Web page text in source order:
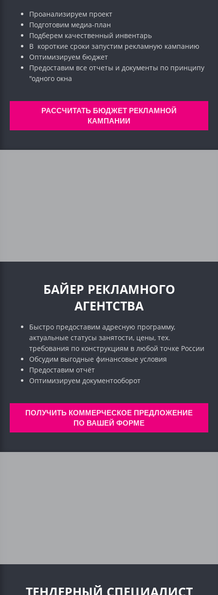
Проанализируем проект
Подготовим медиа-план
Подберем качественный инвентарь
В короткие сроки запустим рекламную кампанию
Оптимизируем бюджет
Предоставим все отчеты и документы по принципу
"одного окна
РАССЧИТАТЬ БЮДЖЕТ РЕКЛАМНОЙ
КАМПАНИИ
БАЙЕР РЕКЛАМНОГО
АГЕНТСТВА
Быстро предоставим адресную программу,
актуальные статусы занятости, цены, тех.
требования по конструкциям в любой точке России
Обсудим выгодные финансовые условия
Предоставим отчёт
Оптимизируем документооборот
ПОЛУЧИТЬ КОММЕРЧЕСКОЕ ПРЕДЛОЖЕНИЕ
ПО ВАШЕЙ ФОРМЕ
ТЕНДЕРНЫЙ СПЕЦИАЛИСТ